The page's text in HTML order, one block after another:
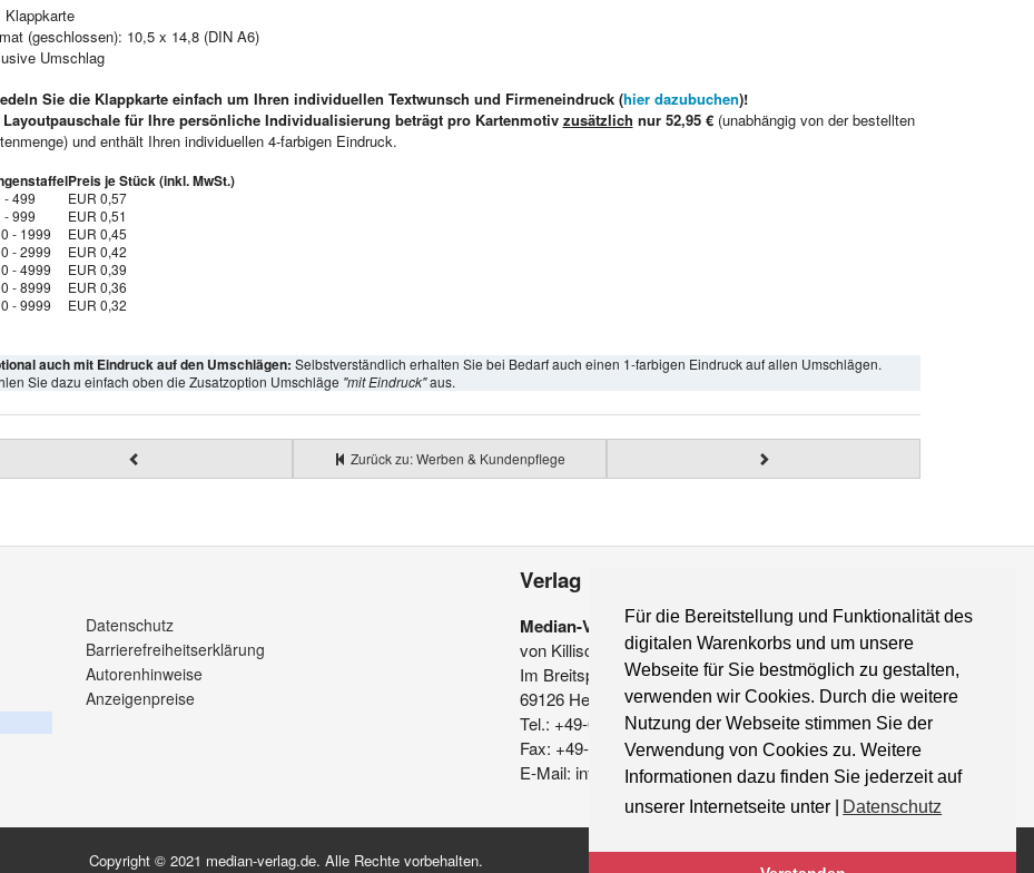
Für die Bereitstellung und Funktionalität des
digitalen Warenkorbs und um unsere
Webseite für Sie bestmöglich zu gestalten,
verwenden wir Cookies. Durch die weitere
Nutzung der Webseite stimmen Sie der
Verwendung von Cookies zu. Weitere
Informationen dazu finden Sie jederzeit auf
unserer Internetseite unter |
Datenschutz
Klappkarte
(geschlossen): 10,5 x 14,8 (DIN A6)
Umschlag
Sie die Klappkarte einfach um Ihren individuellen Textwunsch und Firmeneindruck (hier dazubuchen)!
Layoutpauschale für Ihre persönliche Individualisierung beträgt pro Kartenmotiv zusätzlich nur 52,95 €(unabhängig von der bestellten
und enthält Ihren individuellen 4-farbigen Eindruck.
Preis je Stück (inkl. MwSt.)
- 499
EUR 0,57
- 999
EUR 0,51
- 1999
EUR 0,45
- 2999
EUR 0,42
- 4999
EUR 0,39
- 8999
EUR 0,36
- 9999
EUR 0,32
auch mit Eindruck auf den Umschlägen: Selbstverständlich erhalten Sie bei Bedarf auch einen 1-farbigen Eindruck auf allen Umschlägen.
Sie dazu einfach oben die Zusatzoption Umschläge "mit Eindruck"aus.
Zurück zu: Werben & Kundenpflege
Datenschutz
Barrierefreiheitserklärung
Autorenhinweise
Anzeigenpreise
Verlag
Median-Verlag
von Killisch-Horn GmbH
Im Breitspiel 11 a
69126 Heidelberg
Tel.: +49-6221-90 509-0
Fax: +49-6221-90 509-20
E-Mail: info@median-verlag.de
Copyright © 2021 median-verlag.de. Alle Rechte vorbehalten.